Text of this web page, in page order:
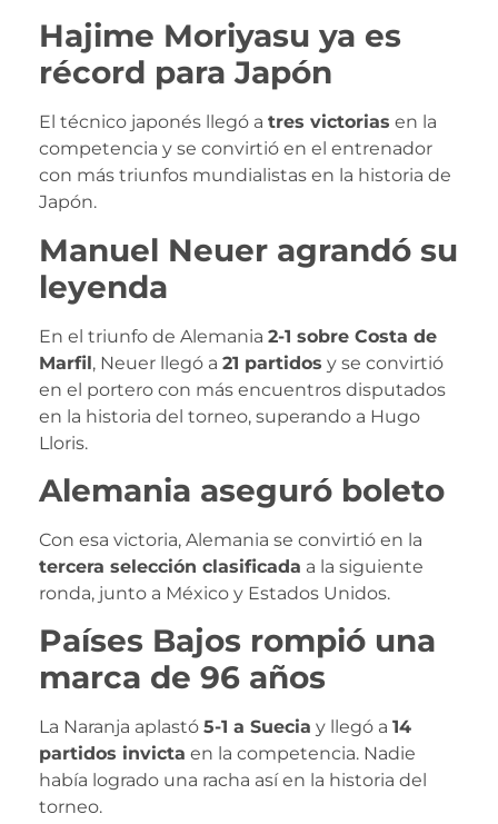
Hajime Moriyasu ya es
récord para Japón
El técnico japonés llegó a tres victorias en la
competencia y se convirtió en el entrenador
con más triunfos mundialistas en la historia de
Japón.
Manuel Neuer agrandó su
leyenda
En el triunfo de Alemania 2-1 sobre Costa de
Marfil, Neuer llegó a 21 partidos y se convirtió
en el portero con más encuentros disputados
en la historia del torneo, superando a Hugo
Lloris.
Alemania aseguró boleto
Con esa victoria, Alemania se convirtió en la
tercera selección clasificada a la siguiente
ronda, junto a México y Estados Unidos.
Países Bajos rompió una
marca de 96 años
La Naranja aplastó 5-1 a Suecia y llegó a 14
partidos invicta en la competencia. Nadie
había logrado una racha así en la historia del
torneo.